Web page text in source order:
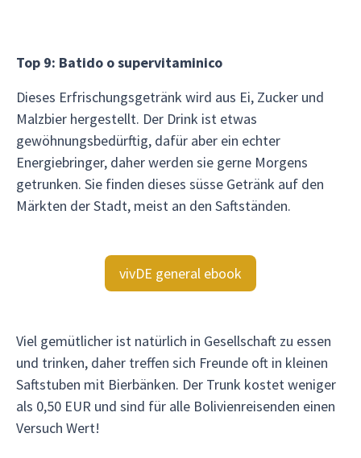
Top 9: Batido o supervitaminico
Dieses Erfrischungsgetränk wird aus Ei, Zucker und
Malzbier hergestellt. Der Drink ist etwas
gewöhnungsbedürftig, dafür aber ein echter
Energiebringer, daher werden sie gerne Morgens
getrunken. Sie finden dieses süsse Getränk auf den
Märkten der Stadt, meist an den Saftständen.
vivDE general ebook
Viel gemütlicher ist natürlich in Gesellschaft zu essen
und trinken, daher treffen sich Freunde oft in kleinen
Saftstuben mit Bierbänken. Der Trunk kostet weniger
als 0,50 EUR und sind für alle Bolivienreisenden einen
Versuch Wert!